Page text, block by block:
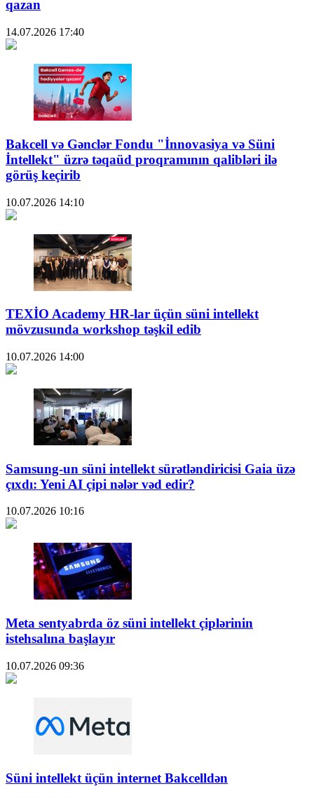
qazan
14.07.2026 17:40
Bakcell və Gənclər Fondu "İnnovasiya və Süni
İntellekt" üzrə təqaüd proqramının qalibləri ilə
görüş keçirib
10.07.2026 14:10
TEXİO Academy HR-lar üçün süni intellekt
mövzusunda workshop təşkil edib
10.07.2026 14:00
Samsung-un süni intellekt sürətləndiricisi Gaia üzə
çıxdı: Yeni AI çipi nələr vəd edir?
10.07.2026 10:16
Meta sentyabrda öz süni intellekt çiplərinin
istehsalına başlayır
10.07.2026 09:36
Süni intellekt üçün internet Bakcelldən